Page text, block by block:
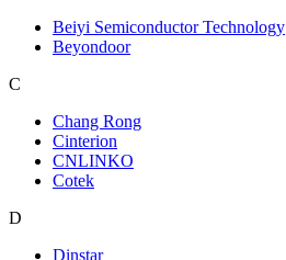
Beiyi Semiconductor Technology
Beyondoor
C
Chang Rong
Cinterion
CNLINKO
Cotek
D
Dinstar